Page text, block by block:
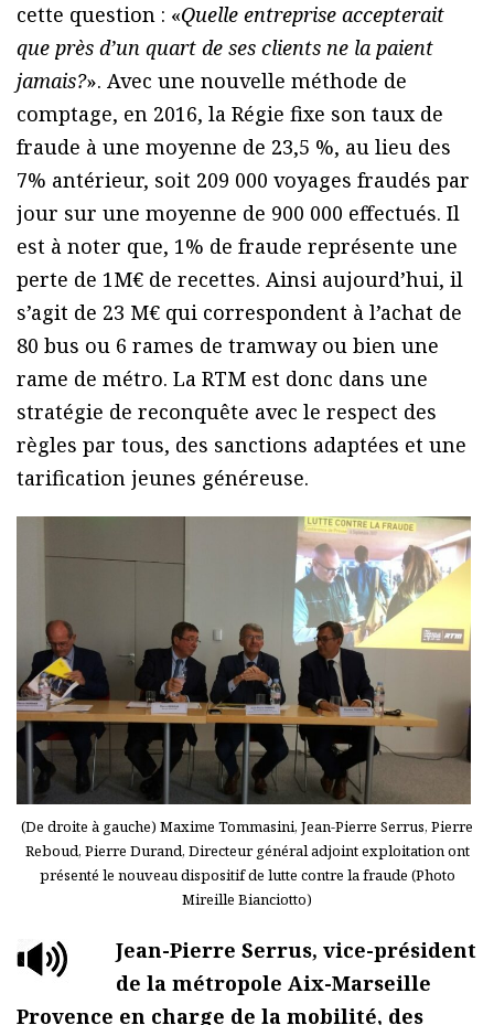
cette question : «Quelle entreprise accepterait
que près d’un quart de ses clients ne la paient
jamais?». Avec une nouvelle méthode de
comptage, en 2016, la Régie fixe son taux de
fraude à une moyenne de 23,5 %, au lieu des
7% antérieur, soit 209 000 voyages fraudés par
jour sur une moyenne de 900 000 effectués. Il
est à noter que, 1% de fraude représente une
perte de 1M€ de recettes. Ainsi aujourd’hui, il
s’agit de 23 M€ qui correspondent à l’achat de
80 bus ou 6 rames de tramway ou bien une
rame de métro. La RTM est donc dans une
stratégie de reconquête avec le respect des
règles par tous, des sanctions adaptées et une
tarification jeunes généreuse.
(De droite à gauche) Maxime Tommasini, Jean-Pierre Serrus, Pierre
Reboud, Pierre Durand, Directeur général adjoint exploitation ont
présenté le nouveau dispositif de lutte contre la fraude (Photo
Mireille Bianciotto)
Jean-Pierre Serrus, vice-président
de la métropole Aix-Marseille
Provence en charge de la mobilité, des